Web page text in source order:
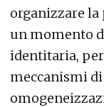
organizzare
un momento
identitaria,
meccanismi